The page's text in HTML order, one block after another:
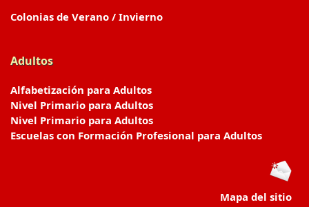
Colonias de Verano / Invierno
Adultos
Alfabetización para Adultos
Nivel Primario para Adultos
Nivel Primario para Adultos
Escuelas con Formación Profesional para Adultos
Mapa del sitio